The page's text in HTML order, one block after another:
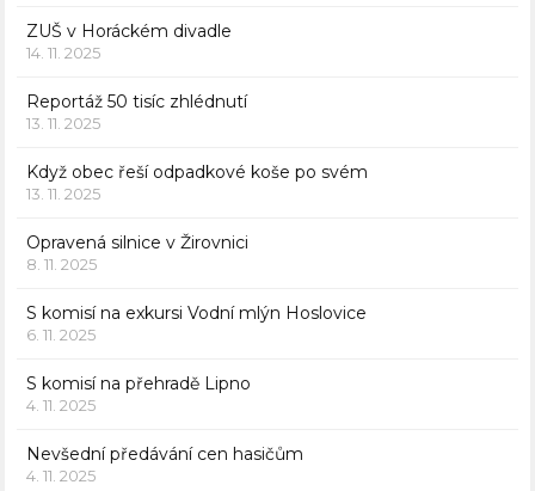
ZUŠ v Horáckém divadle
14. 11. 2025
Reportáž 50 tisíc zhlédnutí
13. 11. 2025
Když obec řeší odpadkové koše po svém
13. 11. 2025
Opravená silnice v Žirovnici
8. 11. 2025
S komisí na exkursi Vodní mlýn Hoslovice
6. 11. 2025
S komisí na přehradě Lipno
4. 11. 2025
Nevšední předávání cen hasičům
4. 11. 2025